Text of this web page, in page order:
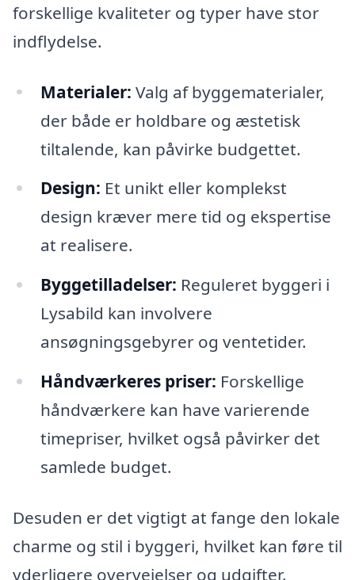
forskellige kvaliteter og typer have stor
indflydelse.
Materialer: Valg af byggematerialer,
der både er holdbare og æstetisk
tiltalende, kan påvirke budgettet.
Design: Et unikt eller komplekst
design kræver mere tid og ekspertise
at realisere.
Byggetilladelser: Reguleret byggeri i
Lysabild kan involvere
ansøgningsgebyrer og ventetider.
Håndværkeres priser: Forskellige
håndværkere kan have varierende
timepriser, hvilket også påvirker det
samlede budget.
Desuden er det vigtigt at fange den lokale
charme og stil i byggeri, hvilket kan føre til
yderligere overvejelser og udgifter.